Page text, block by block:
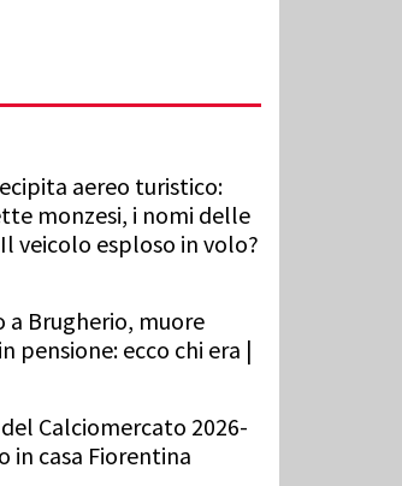
aereo turistico:
monzesi, i nomi delle
veicolo esploso in volo?
a Brugherio, muore
pensione: ecco chi era |
Calciomercato 2026-
in casa Fiorentina